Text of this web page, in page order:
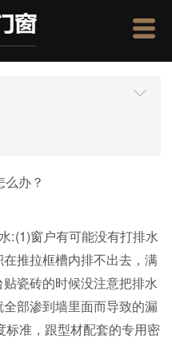
办？
:(1)窗户有可能没有打排水
推拉框槽内排不出去，满
瓷砖的时候没注意把排水
部渗到墙里面而导致的漏
准，跟型材配套的专用密